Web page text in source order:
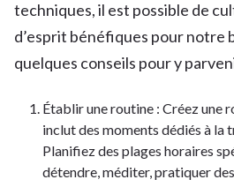
techniques, il est possible de
d’esprit bénéfiques pour notre
quelques conseils pour y
Établir une routine : Créez une
inclut des moments dédiés à la
Planifiez des plages horaires
détendre, méditer, pratiquer